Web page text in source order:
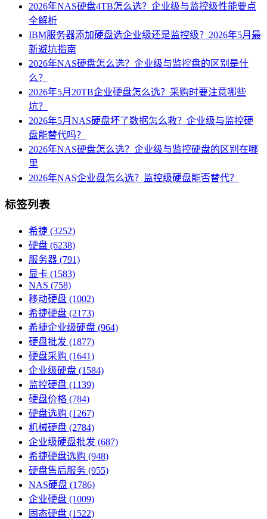
2026年NAS硬盘4TB怎么选？企业级与监控级性能要点
全解析
IBM服务器添加硬盘选企业级还是监控级？2026年5月最
新避坑指南
2026年NAS硬盘怎么选？企业级与监控盘的区别是什
么？
2026年5月20TB企业硬盘怎么选？采购时要注意哪些
坑？
2026年5月NAS硬盘坏了数据怎么救？企业级与监控硬
盘能替代吗？
2026年NAS硬盘怎么选？企业级与监控硬盘的区别在哪
里
2026年NAS企业盘怎么选？监控级硬盘能否替代？
标签列表
希捷 (3252)
硬盘 (6238)
服务器 (791)
显卡 (1583)
NAS (758)
移动硬盘 (1002)
希捷硬盘 (2173)
希捷企业级硬盘 (964)
硬盘批发 (1877)
硬盘采购 (1641)
企业级硬盘 (1584)
监控硬盘 (1139)
硬盘价格 (784)
硬盘选购 (1267)
机械硬盘 (2784)
企业级硬盘批发 (687)
希捷硬盘选购 (948)
硬盘售后服务 (955)
NAS硬盘 (1786)
企业硬盘 (1009)
固态硬盘 (1522)